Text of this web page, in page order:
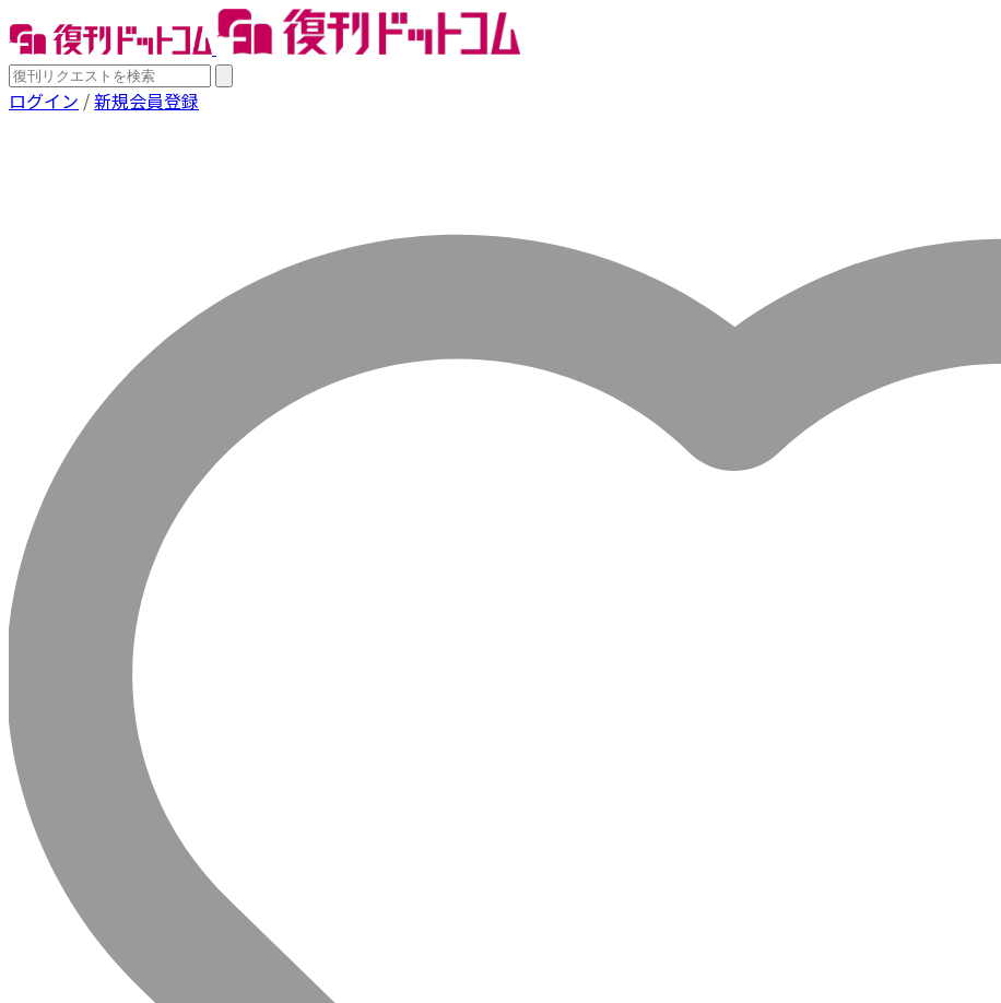
ログイン /新規会員登録